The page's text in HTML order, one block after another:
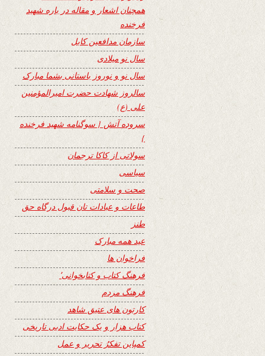
همچنان اشعار و مقاله در باره شهید
فرخنده
سازمان مدافعین کابل
سال نو میلادی
سال نو و نوروز باستانی بشما مبارک
سالروز شهادت حضرت امیرالمؤمنین
علی (ع)
سروده آتش { سوگنامه شهید فرخنده
}
سولاتی از کاکا ترجمان
سیاسی
صحت و سلامتی
طاعات و عبادات تان قبول درگاه حق
طنز
عید همه مبارک
فراخوان ها
فرهنگ کتاب و کتابخوانی٬
فرهنگ مردم
کارتون های عتیق شاهد
کتاب هزار و یک حکایت ادبی تاریخی
کمپاین تفکرُ تحریر و عمل